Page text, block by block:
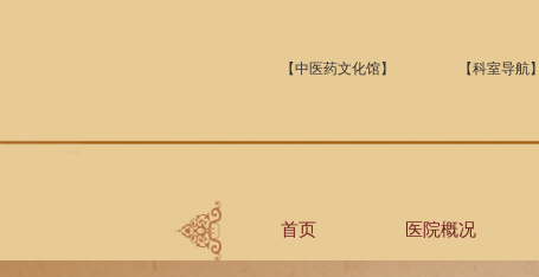
【中医药文化馆】 【科室导航】
首页 医院概况